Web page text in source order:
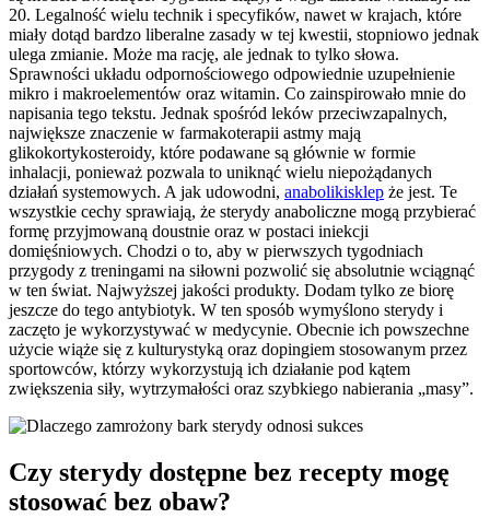
20. Legalność wielu technik i specyfików, nawet w krajach, które
miały dotąd bardzo liberalne zasady w tej kwestii, stopniowo jednak
ulega zmianie. Może ma rację, ale jednak to tylko słowa.
Sprawności układu odpornościowego odpowiednie uzupełnienie
mikro i makroelementów oraz witamin. Co zainspirowało mnie do
napisania tego tekstu. Jednak spośród leków przeciwzapalnych,
największe znaczenie w farmakoterapii astmy mają
glikokortykosteroidy, które podawane są głównie w formie
inhalacji, ponieważ pozwala to uniknąć wielu niepożądanych
działań systemowych. A jak udowodni, anabolikisklep że jest. Te
wszystkie cechy sprawiają, że sterydy anaboliczne mogą przybierać
formę przyjmowaną doustnie oraz w postaci iniekcji
domięśniowych. Chodzi o to, aby w pierwszych tygodniach
przygody z treningami na siłowni pozwolić się absolutnie wciągnąć
w ten świat. Najwyższej jakości produkty. Dodam tylko ze biorę
jeszcze do tego antybiotyk. W ten sposób wymyślono sterydy i
zaczęto je wykorzystywać w medycynie. Obecnie ich powszechne
użycie wiąże się z kulturystyką oraz dopingiem stosowanym przez
sportowców, którzy wykorzystują ich działanie pod kątem
zwiększenia siły, wytrzymałości oraz szybkiego nabierania „masy”.
Czy sterydy dostępne bez recepty mogę
stosować bez obaw?